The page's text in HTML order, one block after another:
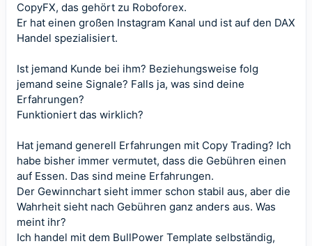
CopyFX, das gehört zu Roboforex.
Er hat einen großen Instagram Kanal und ist auf den DAX
Handel spezialisiert.
Ist jemand Kunde bei ihm? Beziehungsweise folg
jemand seine Signale? Falls ja, was sind deine
Erfahrungen?
Funktioniert das wirklich?
Hat jemand generell Erfahrungen mit Copy Trading? Ich
habe bisher immer vermutet, dass die Gebühren einen
auf Essen. Das sind meine Erfahrungen.
Der Gewinnchart sieht immer schon stabil aus, aber die
Wahrheit sieht nach Gebühren ganz anders aus. Was
meint ihr?
Ich handel mit dem BullPower Template selbständig,